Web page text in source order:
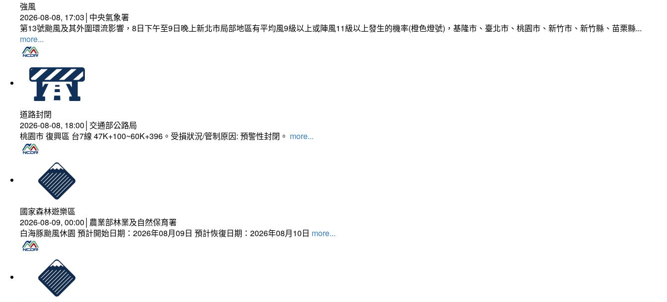
強風
2026-08-08, 17:03│中央氣象署
第13號颱風及其外圍環流影響，8日下午至9日晚上新北市局部地區有平均風9級以上或陣風11級以上發生的機率(橙色燈號)，基隆市、臺北市、桃園市、新竹市、新竹縣、苗栗縣...
more...
道路封閉
2026-08-08, 18:00│交通部公路局
桃園市 復興區 台7線 47K+100~60K+396。受損狀況/管制原因: 預警性封閉。 more...
國家森林遊樂區
2026-08-09, 00:00│農業部林業及自然保育署
白海豚颱風休園 預計開始日期：2026年08月09日 預計恢復日期：2026年08月10日 more...